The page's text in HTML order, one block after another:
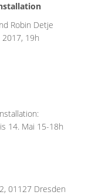
Robin Detje
2017, 19h
14. Mai 15-18h
01127 Dresden